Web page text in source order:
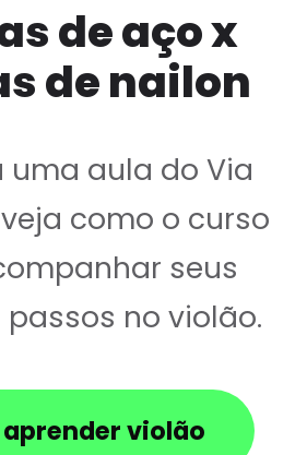
de aço x
de nailon
uma aula do Via
como o curso
seus
no violão.
violão